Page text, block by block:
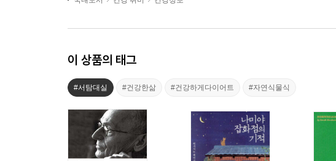
이 상품의 태그
#서탐대실 #건강한삶 #건강하게다이어트 #자연식물식